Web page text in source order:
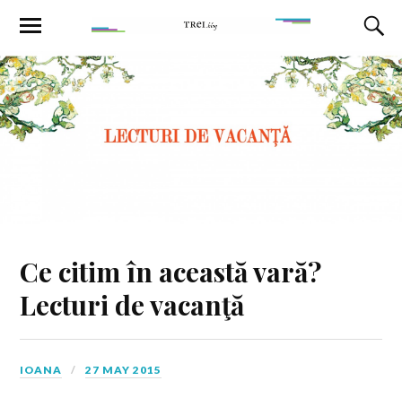
Ce citim în această vară?
Lecturi de vacanţă
IOANA 27 MAY 2015